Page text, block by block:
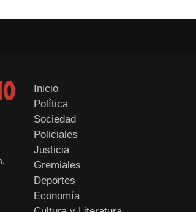
Inicio
Política
Sociedad
Policiales
Justicia
Gremiales
Deportes
Economía